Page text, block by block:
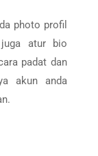
photo profil
atur bio
padat dan
akun anda